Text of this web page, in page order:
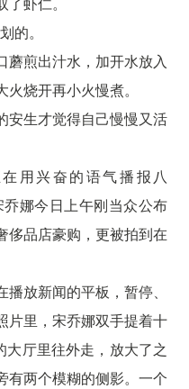
的。
蘑煎出汁水，加开水放入
烧开再小火慢煮。
安生才觉得自己慢慢又活
用兴奋的语气播报八
娜今日上午刚当众公布
侈品店豪购，更被拍到在
放新闻的平板，暂停、
片里，宋乔娜双手提着十
大厅里往外走，放大了之
有两个模糊的侧影。一个